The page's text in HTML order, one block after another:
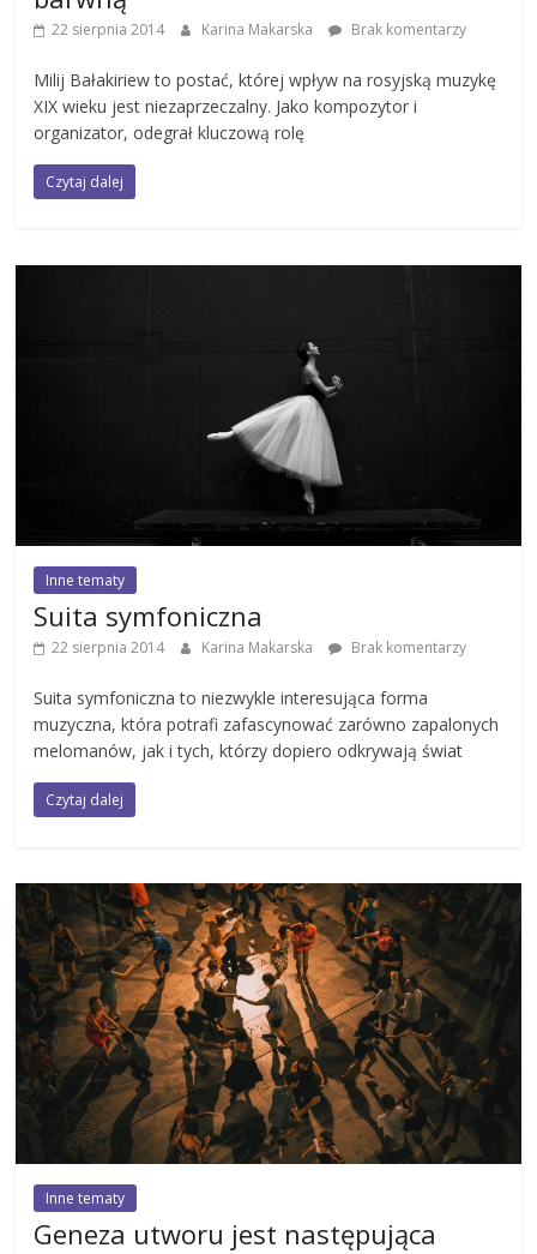
22 sierpnia 2014 Karina Makarska Brak komentarzy
Milij Bałakiriew to postać, której wpływ na rosyjską muzykę
XIX wieku jest niezaprzeczalny. Jako kompozytor i
organizator, odegrał kluczową rolę
Czytaj dalej
Inne tematy
Suita symfoniczna
22 sierpnia 2014 Karina Makarska Brak komentarzy
Suita symfoniczna to niezwykle interesująca forma
muzyczna, która potrafi zafascynować zarówno zapalonych
melomanów, jak i tych, którzy dopiero odkrywają świat
Czytaj dalej
Inne tematy
Geneza utworu jest następująca